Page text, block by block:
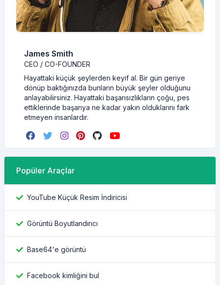
James Smith
CEO / CO-FOUNDER
Hayattaki küçük şeylerden keyif al. Bir gün geriye
dönüp baktığınızda bunların büyük şeyler olduğunu
anlayabilirsiniz. Hayattaki başarısızlıkların çoğu, pes
ettiklerinde başarıya ne kadar yakın olduklarını fark
etmeyen insanlardır.
Popüler Araçlar
YouTube Küçük Resim İndiricisi
Görüntü Boyutlandırıcı
Base64'e görüntü
Facebook kimliğini bul